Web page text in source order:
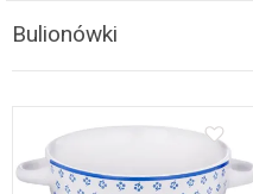
Bulionówki